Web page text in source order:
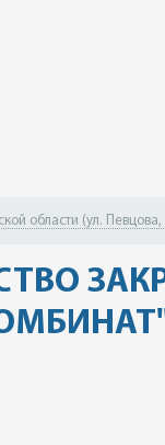
области (ул. Певцова,